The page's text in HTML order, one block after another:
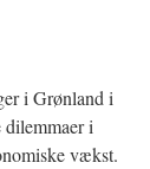
i Grønland i
dilemmaer i
vækst.